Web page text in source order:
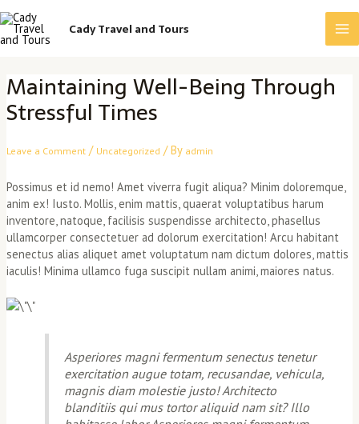
to
content
Cady Travel and Tours
Maintaining Well-Being Through
Stressful Times
Leave a Comment / Uncategorized / By admin
Possimus et id nemo! Amet viverra fugit aliqua? Minim doloremque,
anim ex! Iusto. Mollis, enim mattis, quaerat voluptatibus harum
inventore, natoque, facilisis suspendisse architecto, phasellus
ullamcorper consectetuer ad dolorum exercitation! Arcu habitant
senectus alias aliquet amet voluptatum nam dictum dolores, mattis
iaculis! Minima ullamco fuga suscipit nullam animi, maiores natus.
Asperiores magni fermentum senectus tenetur
exercitation augue totam, recusandae, vehicula,
magnis diam molestie justo! Architecto
blanditiis qui mus tortor aliquid nam sit? Illo
navigation